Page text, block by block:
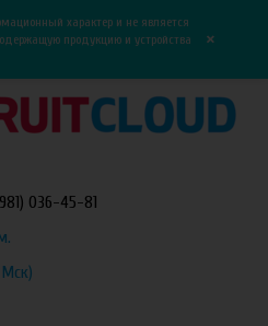
0
характер и не является
продукцию и устройства
×
036-45-81